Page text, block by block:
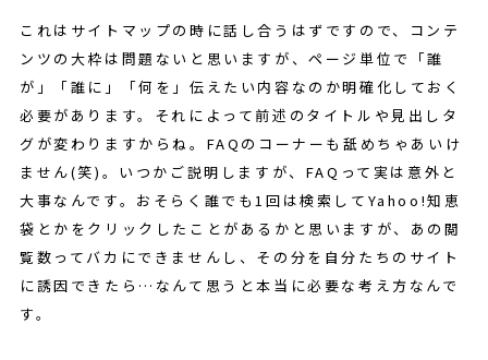
これはサイトマップの時に話し合うはずですので、コンテ
ンツの大枠は問題ないと思いますが、ページ単位で「誰
が」「誰に」「何を」伝えたい内容なのか明確化しておく
必要があります。それによって前述のタイトルや見出しタ
グが変わりますからね。FAQのコーナーも舐めちゃあいけ
ません(笑)。いつかご説明しますが、FAQって実は意外と
大事なんです。おそらく誰でも1回は検索してYahoo!知恵
袋とかをクリックしたことがあるかと思いますが、あの閲
覧数ってバカにできませんし、その分を自分たちのサイト
に誘因できたら…なんて思うと本当に必要な考え方なんで
す。